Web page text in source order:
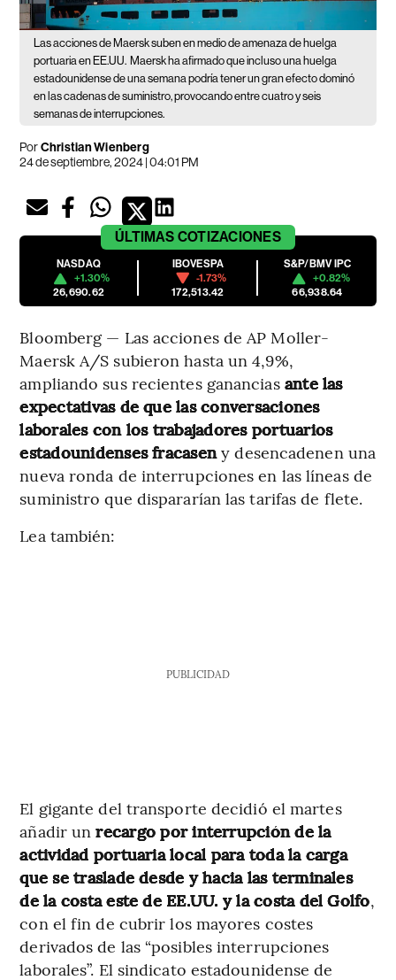
Las acciones de Maersk suben en medio de amenaza de huelga
portuaria en EE.UU. Maersk ha afirmado que incluso una huelga
estadounidense de una semana podría tener un gran efecto dominó
en las cadenas de suministro, provocando entre cuatro y seis
semanas de interrupciones.
PorChristian Wienberg
24 de septiembre, 2024 | 04:01 PM
ÚLTIMAS COTIZACIONES
NASDAQ
+1.30%
26,690.62
IBOVESPA
-1.73%
172,513.42
S&P/BMV IPC
+0.82%
66,938.64
Bloomberg — Las acciones de AP Moller-
Maersk A/S subieron hasta un 4,9%,
ampliando sus recientes ganancias ante las
expectativas de que las conversaciones
laborales con los trabajadores portuarios
estadounidenses fracaseny desencadenen una
nueva ronda de interrupciones en las líneas de
suministro que dispararían las tarifas de flete.
Lea también:
PUBLICIDAD
El gigante del transporte decidió el martes
añadir unrecargo por interrupción de la
actividad portuaria local para toda la carga
que se traslade desde y hacia las terminales
de la costa este de EE.UU. y la costa del Golfo,
con el fin de cubrir los mayores costes
derivados de las “posibles interrupciones
laborales”. El sindicato estadounidense de